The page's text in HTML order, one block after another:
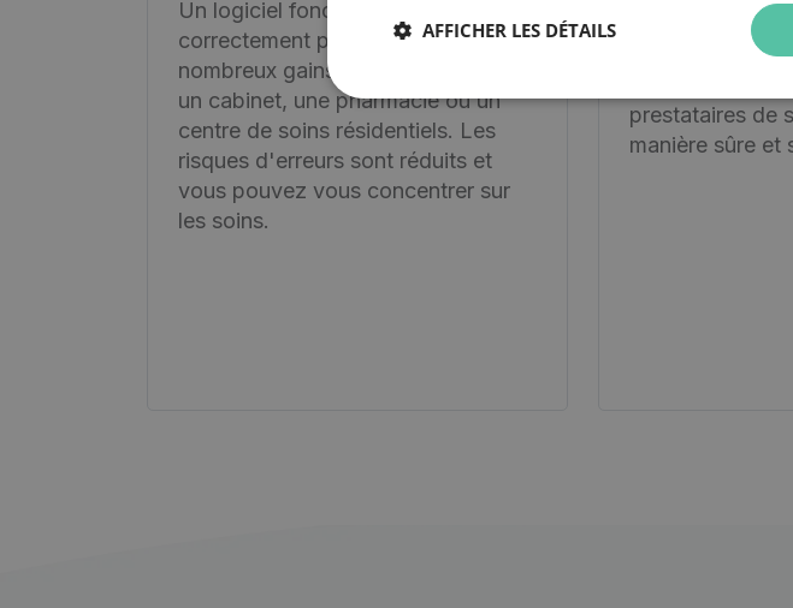
Un logiciel fonctionnant
correctement peut représenter de
nombreux gains d'efficacité dans
un cabinet, une pharmacie ou un
centre de soins résidentiels. Les
risques d'erreurs sont réduits et
vous pouvez vous concentrer sur
les soins.
prestataires de
manière sûre et
AFFICHER LES DÉTAILS